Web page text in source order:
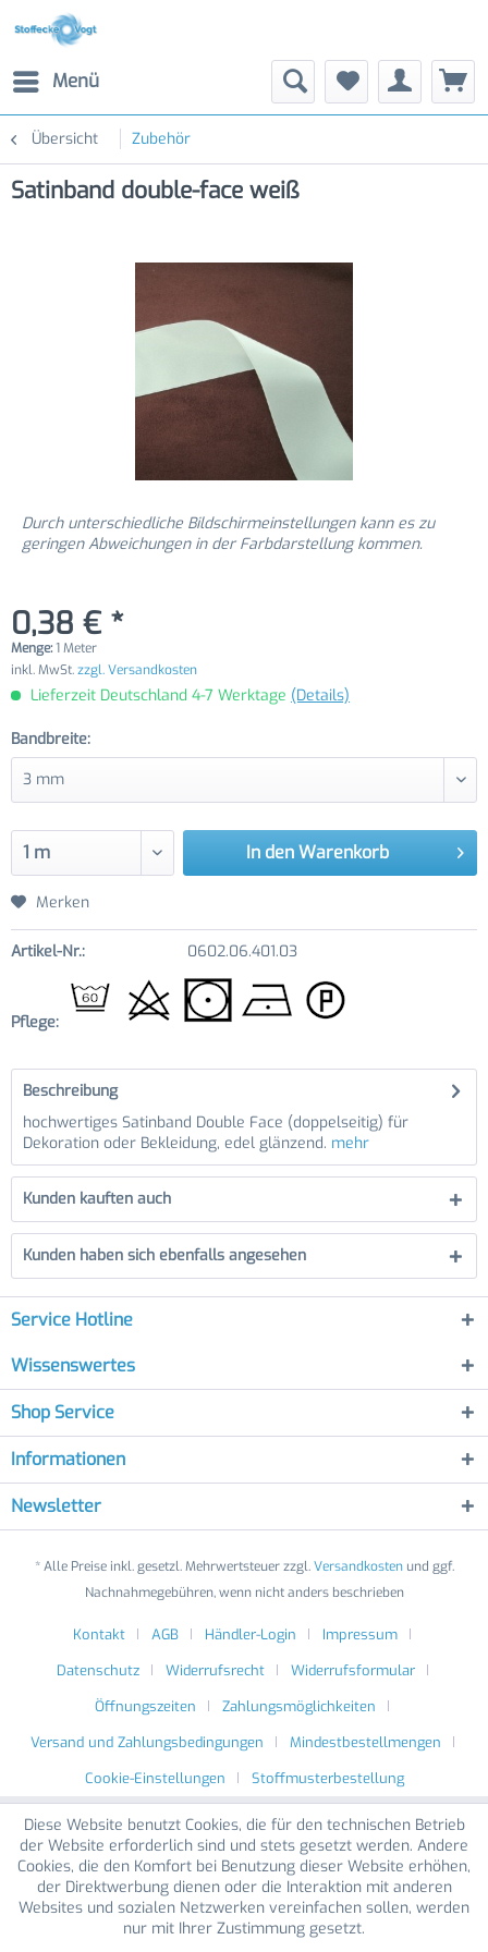
Menü
Übersicht Zubehör
Satinband double-face weiß
Durch unterschiedliche Bildschirmeinstellungen kann es zu
geringen Abweichungen in der Farbdarstellung kommen.
0,38 € *
Menge:1 Meter
inkl. MwSt.zzgl. Versandkosten
Lieferzeit Deutschland 4-7 Werktage (Details)
Bandbreite:
In den Warenkorb
Merken
Artikel-Nr.: 0602.06.401.03
Pflege:
Beschreibung
hochwertiges Satinband Double Face (doppelseitig) für
Dekoration oder Bekleidung, edel glänzend. mehr
Kunden kauften auch
Kunden haben sich ebenfalls angesehen
Service Hotline
Wissenswertes
Shop Service
Informationen
Newsletter
* Alle Preise inkl. gesetzl. Mehrwertsteuer zzgl.Versandkostenund ggf.
Nachnahmegebühren, wenn nicht anders beschrieben
Kontakt AGB Händler-Login
Impressum
Datenschutz
Widerrufsrecht
Widerrufsformular
Öffnungszeiten
Zahlungsmöglichkeiten
Versand und Zahlungsbedingungen
Mindestbestellmengen
Cookie-Einstellungen
Stoffmusterbestellung
Diese Website benutzt Cookies, die für den technischen Betrieb
der Website erforderlich sind und stets gesetzt werden. Andere
Cookies, die den Komfort bei Benutzung dieser Website erhöhen,
der Direktwerbung dienen oder die Interaktion mit anderen
Websites und sozialen Netzwerken vereinfachen sollen, werden
nur mit Ihrer Zustimmung gesetzt.